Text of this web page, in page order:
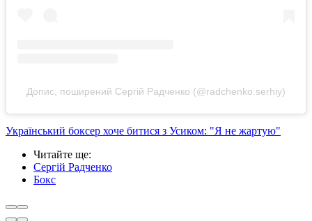
Допис, поширений Сергій Радченко (@radchenko.serhiy)
Український боксер хоче битися з Усиком: "Я не жартую"
Читайте ще:
Сергій Радченко
Бокс